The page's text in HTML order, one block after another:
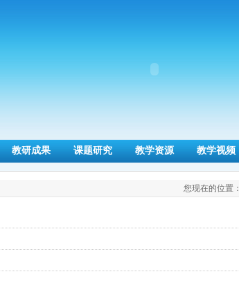
教研成果 课题研究 教学资源 教学视频
您现在的位置：